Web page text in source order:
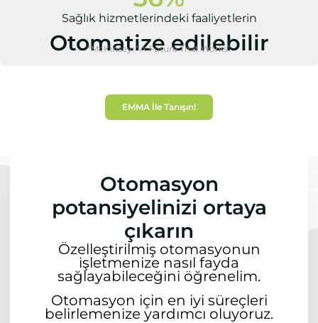
Sağlık hizmetlerindeki faaliyetlerin
Otomatize edilebilir
*McKinsey: “A Future That Works”
EMMA İle Tanışın!
Otomasyon
potansiyelinizi ortaya
çıkarın
Özelleştirilmiş otomasyonun
işletmenize nasıl fayda
sağlayabileceğini öğrenelim.
Otomasyon için en iyi süreçleri
belirlemenize yardımcı oluyoruz.